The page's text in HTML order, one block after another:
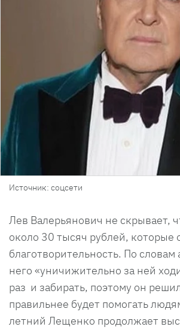
Источник: соцсети
Лев Валерьянович не скрывает,
около 30 тысяч рублей, которые
благотворительность. По словам
него «уничижительно за ней
раз и забирать, поэтому он
правильнее будет помогать
летний Лещенко продолжает